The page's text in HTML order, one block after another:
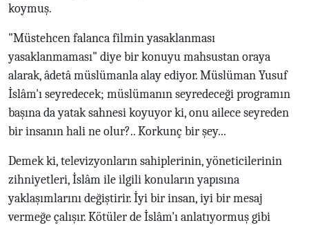
koymuş.
"Müstehcen falanca filmin yasaklanması
yasaklanmaması" diye bir konuyu mahsustan oraya
alarak, âdetâ müslümanla alay ediyor. Müslüman Yusuf
İslâm'ı seyredecek; müslümanın seyredeceği programın
başına da yatak sahnesi koyuyor ki, onu ailece seyreden
bir insanın hali ne olur?.. Korkunç bir şey...
Demek ki, televizyonların sahiplerinin, yöneticilerinin
zihniyetleri, İslâm ile ilgili konuların yapısına
yaklaşımlarını değiştirir. İyi bir insan, iyi bir mesaj
vermeğe çalışır. Kötüler de İslâm'ı anlatıyormuş gibi